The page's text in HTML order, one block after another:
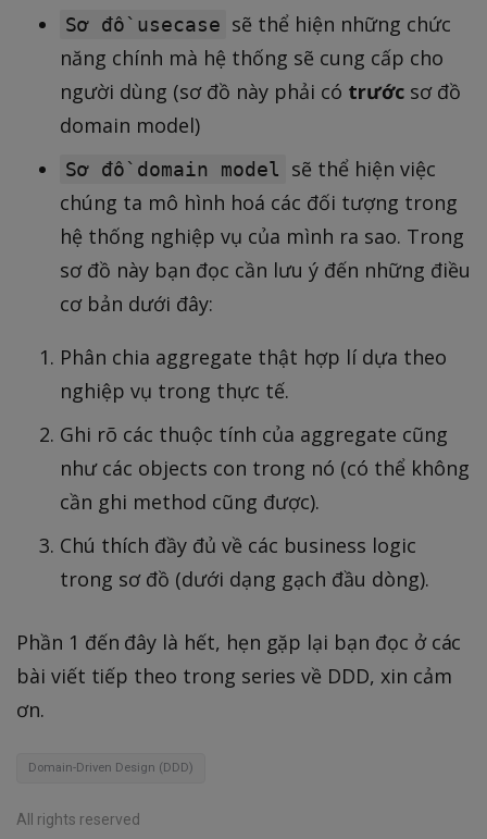
Sơ đồ usecase sẽ thể hiện những chức
năng chính mà hệ thống sẽ cung cấp cho
người dùng (sơ đồ này phải có trước sơ đồ
domain model)
Sơ đồ domain model
sẽ thể hiện việc
chúng ta mô hình hoá các đối tượng trong
hệ thống nghiệp vụ của mình ra sao. Trong
sơ đồ này bạn đọc cần lưu ý đến những điều
cơ bản dưới đây:
Phân chia aggregate thật hợp lí dựa theo
nghiệp vụ trong thực tế.
Ghi rõ các thuộc tính của aggregate cũng
như các objects con trong nó (có thể không
cần ghi method cũng được).
Chú thích đầy đủ về các business logic
trong sơ đồ (dưới dạng gạch đầu dòng).
Phần 1 đến đây là hết, hẹn gặp lại bạn đọc ở các
bài viết tiếp theo trong series về DDD, xin cảm
ơn.
Domain-Driven Design (DDD)
All rights reserved